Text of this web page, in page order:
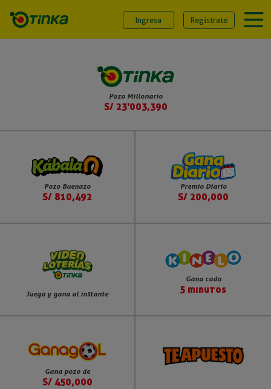
Ingresa Regístrate
Pozo Millonario
S/ 23'003,390
Pozo Buenazo
S/ 810,492
Premio Diario
S/ 200,000
Juega y gana al instante
Gana cada
5 minutos
Gana pozo de
S/ 450,000